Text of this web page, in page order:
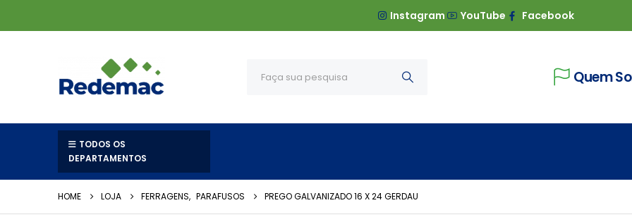
Instagram YouTube Facebook
Quem
TODOS OS
DEPARTAMENTOS
HOME LOJA FERRAGENS, PARAFUSOS PREGO GALVANIZADO 16 X 24 GERDAU